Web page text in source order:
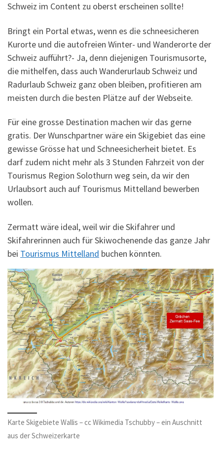
Schweiz im Content zu oberst erscheinen sollte!
Bringt ein Portal etwas, wenn es die schneesicheren
Kurorte und die autofreien Winter- und Wanderorte der
Schweiz aufführt?- Ja, denn diejenigen Tourismusorte,
die mithelfen, dass auch Wanderurlaub Schweiz und
Radurlaub Schweiz ganz oben bleiben, profitieren am
meisten durch die besten Plätze auf der Webseite.
Für eine grosse Destination machen wir das gerne
gratis. Der Wunschpartner wäre ein Skigebiet das eine
gewisse Grösse hat und Schneesicherheit bietet. Es
darf zudem nicht mehr als 3 Stunden Fahrzeit von der
Tourismus Region Solothurn weg sein, da wir den
Urlaubsort auch auf Tourismus Mittelland bewerben
wollen.
Zermatt wäre ideal, weil wir die Skifahrer und
Skifahrerinnen auch für Skiwochenende das ganze Jahr
bei Tourismus Mittelland buchen könnten.
Karte Skigebiete Wallis – cc Wikimedia Tschubby – ein Auschnitt
aus der Schweizerkarte